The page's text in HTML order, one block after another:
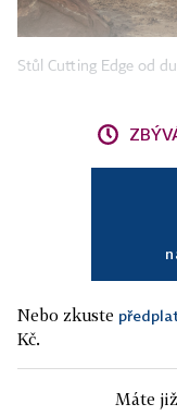
Stůl Cutting Edge od
Nebo zkuste
Kč.
Máte